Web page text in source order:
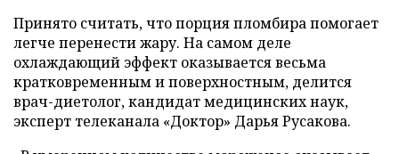
Принято считать, что порция пломбира помогает
легче перенести жару. На самом деле
охлаждающий эффект оказывается весьма
кратковременным и поверхностным, делится
врач-диетолог, кандидат медицинских наук,
эксперт телеканала «Доктор» Дарья Русакова.